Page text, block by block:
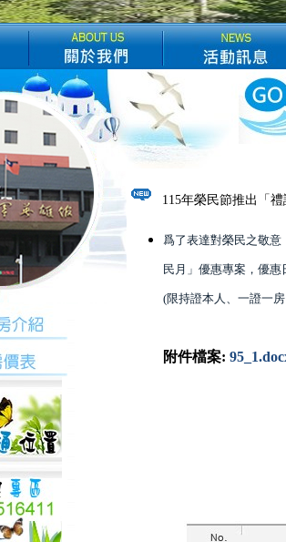
115年榮民節推出「
爲了表達對榮民之敬
民月」優惠專案，優
(限持證本人、一證一
附件檔案: